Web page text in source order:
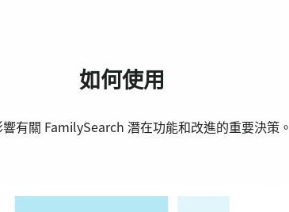
如何使用
有關 FamilySearch 潛在功能和改進的重要決策。